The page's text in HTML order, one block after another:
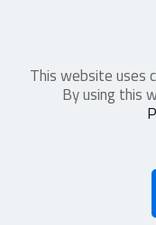
©2026
This website uses
By using this